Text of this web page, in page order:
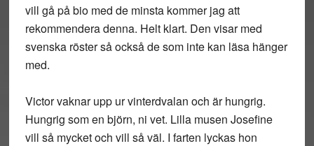
vill gå på bio med de minsta kommer jag att
rekommendera denna. Helt klart. Den visar med
svenska röster så också de som inte kan läsa hänger
med.
Victor vaknar upp ur vinterdvalan och är hungrig.
Hungrig som en björn, ni vet. Lilla musen Josefine
vill så mycket och vill så väl. I farten lyckas hon